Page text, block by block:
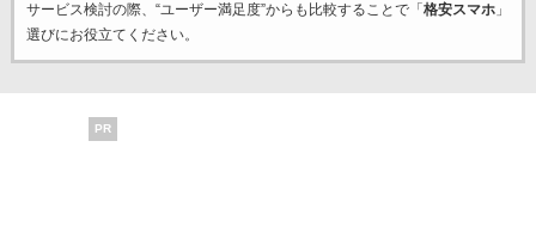
サービス検討の際、“ユーザー満足度”からも比較することで「 格安スマホ」
選びにお役立てください。
PR